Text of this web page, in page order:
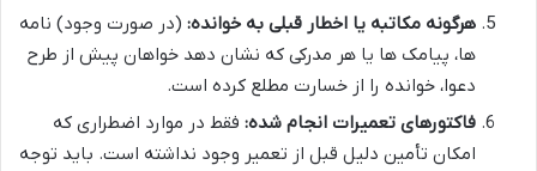
هرگونه مکاتبه یا اخطار قبلی به خوانده: (در صورت وجود) نامه
ها، پیامک ها یا هر مدرکی که نشان دهد خواهان پیش از طرح
دعوا، خوانده را از خسارت مطلع کرده است.
فاکتورهای تعمیرات انجام شده: فقط در موارد اضطراری که
امکان تأمین دلیل قبل از تعمیر وجود نداشته است. باید توجه